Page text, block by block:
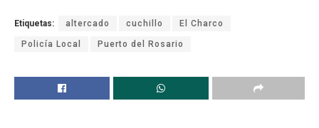
Etiquetas: altercado cuchillo El Charco
Policía Local Puerto del Rosario